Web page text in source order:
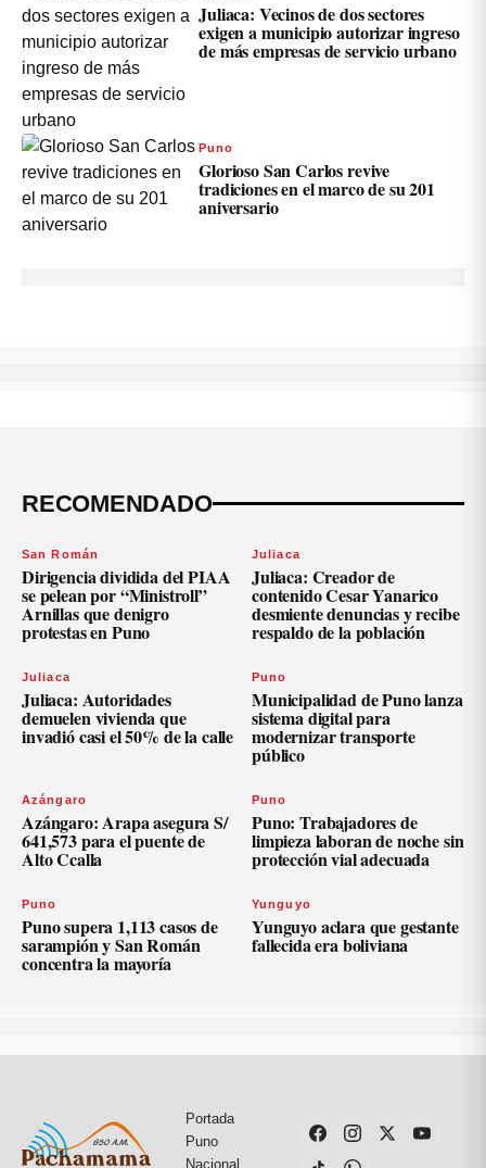
Juliaca: Vecinos de dos sectores
exigen a municipio autorizar ingreso
de más empresas de servicio urbano
Puno
Glorioso San Carlos revive
tradiciones en el marco de su 201
aniversario
RECOMENDADO
San Román
Dirigencia dividida del PIAA
se pelean por “Ministroll”
Arnillas que denigro
protestas en Puno
Juliaca
Juliaca: Creador de
contenido Cesar Yanarico
desmiente denuncias y recibe
respaldo de la población
Juliaca
Juliaca: Autoridades
demuelen vivienda que
invadió casi el 50% de la calle
Puno
Municipalidad de Puno lanza
sistema digital para
modernizar transporte
público
Azángaro
Azángaro: Arapa asegura S/
641,573 para el puente de
Alto Ccalla
Puno
Puno: Trabajadores de
limpieza laboran de noche sin
protección vial adecuada
Puno
Puno supera 1,113 casos de
sarampión y San Román
concentra la mayoría
Yunguyo
Yunguyo aclara que gestante
fallecida era boliviana
Portada
Puno
Nacional